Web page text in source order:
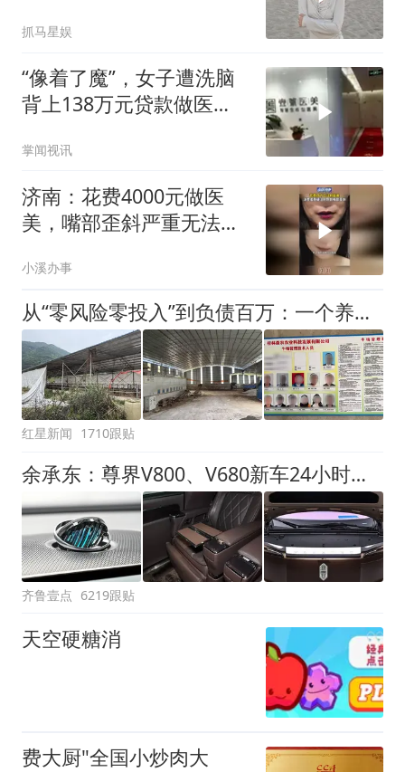
抓马星娱
“像着了魔”，女子遭洗脑
背上138万元贷款做医
连上厕所都跟着
掌闻视讯
济南：花费4000元做医
美，嘴部歪斜严重无法恢
小溪办事
从“零风险零投入”到负债百万：一个养牛项目崩盘后，谁该为农户的贷款买单丨红星调查
红星新闻 1710跟贴
余承东：尊界V800、V680新车24小时大定突破3500台
齐鲁壹点 6219跟贴
天空硬糖消
费大厨"全国小炒肉大